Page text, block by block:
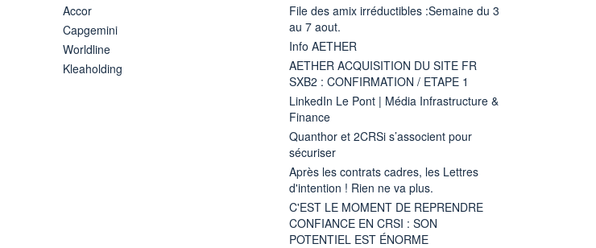
Accor
Capgemini
Worldline
Kleaholding
File des amix irréductibles :Semaine du 3
au 7 aout.
Info AETHER
AETHER ACQUISITION DU SITE FR
SXB2 : CONFIRMATION / ETAPE 1
LinkedIn Le Pont | Média Infrastructure &
Finance
Quanthor et 2CRSi s’associent pour
sécuriser
Après les contrats cadres, les Lettres
d'intention ! Rien ne va plus.
C'EST LE MOMENT DE REPRENDRE
CONFIANCE EN CRSI : SON
POTENTIEL EST ÉNORME